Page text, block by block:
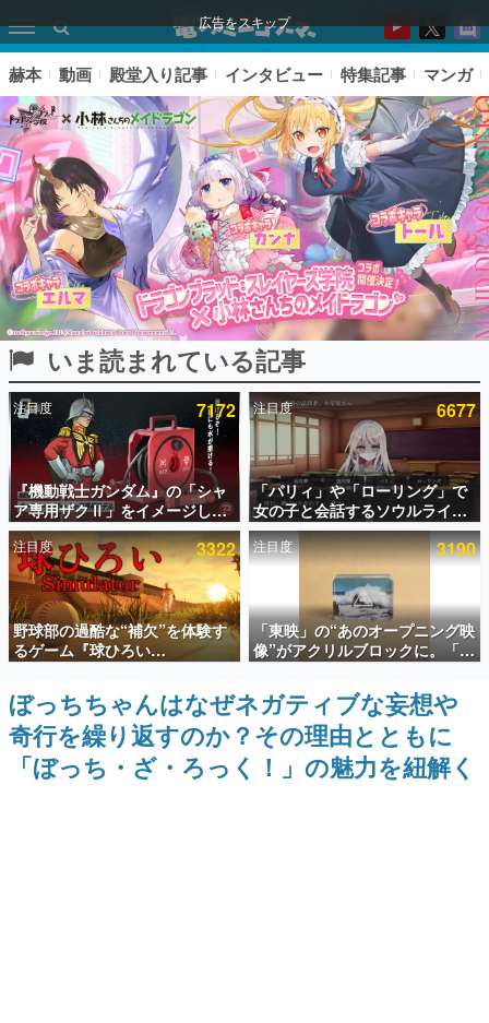
広告をスキップ
ピックアップ
電ファミのいま読まれている記事ランキング
アプリセール情報
インタビュー
連載・特集一覧
殿堂入り記事
SNS拡散数が数千以上！ ページビュー数万以上！ などな
ど。多くの人々に読まれた、電ファミ渾身の“殿堂入り”記
事をまとめました。
ゲームの企画書
名作ゲームクリエイターの方々に製作時のエピソードをお
聞きし、ヒットする企画（ゲーム）とは何か？を探ってい
きます。
赫本
赫本 動画 殿堂入り記事 インタビュー 特集記事 マンガ
いま読まれている記事
注目度 7172
『機動戦士ガンダム』の「シャ
ア専用ザクⅡ」をイメージした
散水ホースリールが予約開始。
本体にはシャアのパーソナルマ
ークやジオン公国軍のエンブレ
ム、型式番号などを配置
注目度 6677
「パリィ」や「ローリング」で
女の子と会話するソウルライク
恋愛ゲーム『小早川さんはソウ
ルライク』無料公開。返事に失
敗すると「YOU DIED」
注目度 3322
野球部の過酷な“補欠”を体験す
るゲーム『球ひろい
Simulator』が「1件」のウィッ
シュリストをもとにチェコ語に
対応しSNSで話題に。『キング
ダム・カム』開発元やチェコの
プロ野球選手から称賛の声
注目度 3190
「東映」の“あのオープニング映
像”がアクリルブロックに。「東
映ヒストリカル グッズコレクシ
ョン」が8月下旬より発売
ぼっちちゃんはなぜネガティブな妄想や
奇行を繰り返すのか？その理由とともに
「ぼっち・ざ・ろっく！」の魅力を紐解く